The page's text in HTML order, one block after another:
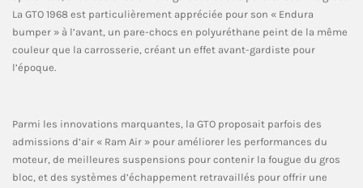
La GTO 1968 est particulièrement appréciée pour son « Endura
bumper » à l’avant, un pare-chocs en polyuréthane peint de la même
couleur que la carrosserie, créant un effet avant-gardiste pour
l’époque.
Parmi les innovations marquantes, la GTO proposait parfois des
admissions d’air « Ram Air » pour améliorer les performances du
moteur, de meilleures suspensions pour contenir la fougue du gros
bloc, et des systèmes d’échappement retravaillés pour offrir une